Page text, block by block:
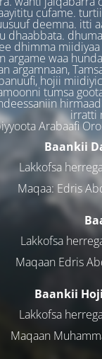
cufame.
deemna. itti
dhaabbata.
dhimma
argame waa
argamnaan,
hojii
tumsa
irratti
Arabaafi
Baankii
Lakkofsa
Maqaa: Edris
Lakkofsa
Maqaan Edris
Baankii
Lakkofsa
Maqaan